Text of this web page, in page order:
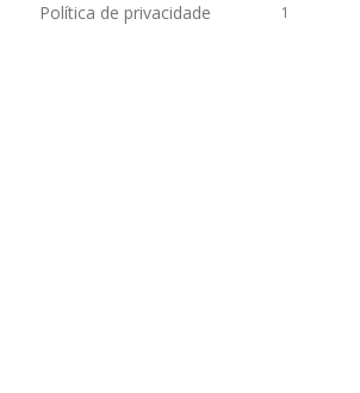
1
Política de privacidade